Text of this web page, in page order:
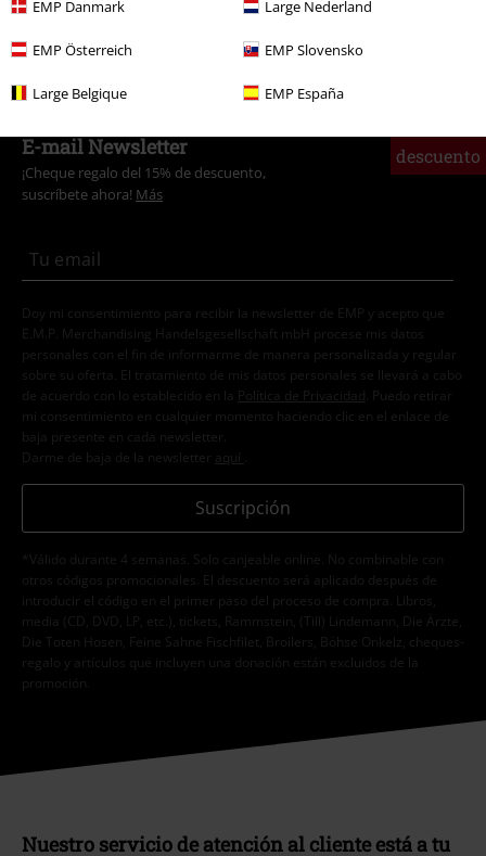
EMP Danmark Large Nederland
EMP Österreich EMP Slovensko
Large Belgique EMP España
descuento
E-mail Newsletter
¡Cheque regalo del 15% de descuento,
suscríbete ahora! Más
Doy mi consentimiento para recibir la newsletter de EMP y acepto que
E.M.P. Merchandising Handelsgesellschaft mbH procese mis datos
personales con el fin de informarme de manera personalizada y regular
sobre su oferta. El tratamiento de mis datos personales se llevará a cabo
de acuerdo con lo establecido en la
Política de Privacidad . Puedo retirar
mi consentimiento en cualquier momento haciendo clic en el enlace de
baja presente en cada newsletter.
Darme de baja de la newsletter
aquí
Suscripción
*Válido durante 4 semanas. Solo canjeable online. No combinable con
otros códigos promocionales. El descuento será aplicado después de
introducir el código en el primer paso del proceso de compra. Libros,
media (CD, DVD, LP, etc.), tickets, Rammstein, (Till) Lindemann, Die Ärzte,
Die Toten Hosen, Feine Sahne Fischfilet, Broilers, Böhse Onkelz, cheques-
regalo y artículos que incluyen una donación están excluidos de la
promoción.
Nuestro servicio de atención al cliente está a tu